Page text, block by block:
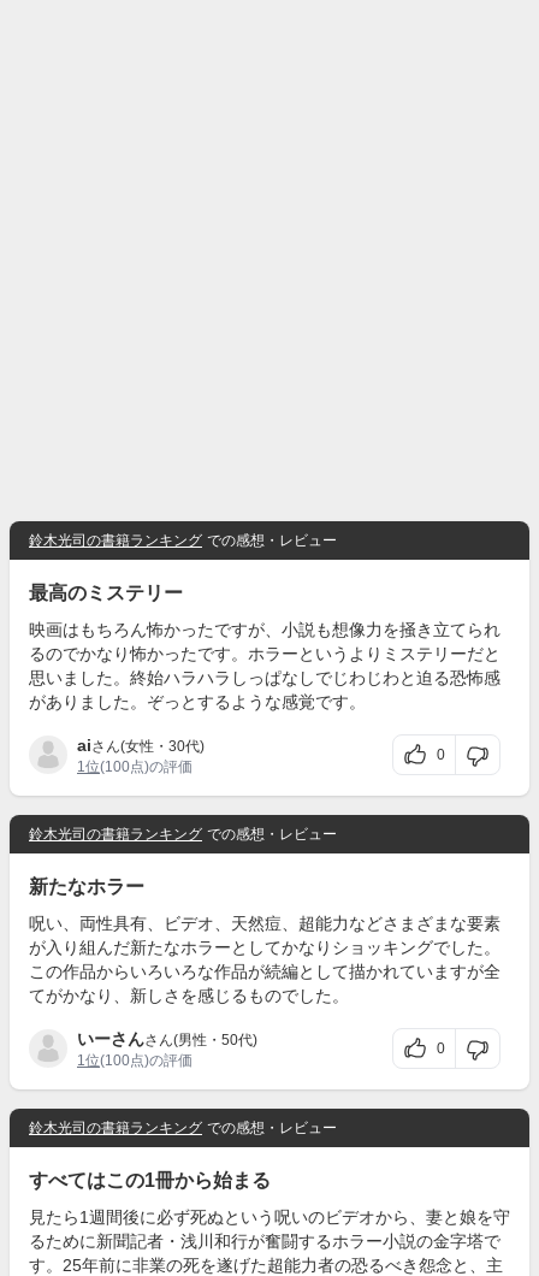
鈴木光司の書籍ランキング での感想・レビュー
最高のミステリー
映画はもちろん怖かったですが、小説も想像力を掻き立てられ
るのでかなり怖かったです。ホラーというよりミステリーだと
思いました。終始ハラハラしっぱなしでじわじわと迫る恐怖感
がありました。ぞっとするような感覚です。
aiさん(女性・30代)
1位(100点)の評価
0
鈴木光司の書籍ランキング での感想・レビュー
新たなホラー
呪い、両性具有、ビデオ、天然痘、超能力などさまざまな要素
が入り組んだ新たなホラーとしてかなりショッキングでした。
この作品からいろいろな作品が続編として描かれていますが全
てがかなり、新しさを感じるものでした。
いーさんさん(男性・50代)
1位(100点)の評価
0
鈴木光司の書籍ランキング での感想・レビュー
すべてはこの1冊から始まる
見たら1週間後に必ず死ぬという呪いのビデオから、妻と娘を守
るために新聞記者・浅川和行が奮闘するホラー小説の金字塔で
す。25年前に非業の死を遂げた超能力者の恐るべき怨念と、主